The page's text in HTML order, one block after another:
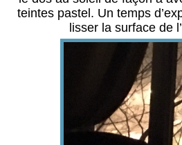
teintes pastel. Un temps
lisser la surface de